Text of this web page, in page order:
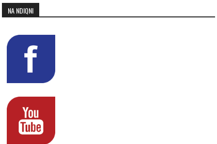
NA NDIQNI